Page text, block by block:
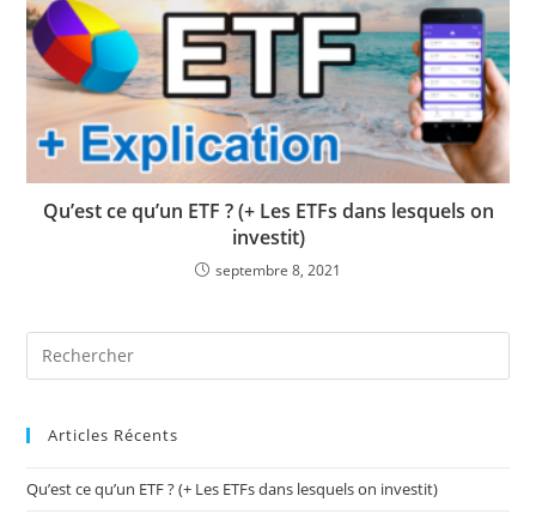
Qu’est ce qu’un ETF ? (+ Les ETFs dans lesquels on
investit)
septembre 8, 2021
Articles Récents
Qu’est ce qu’un ETF ? (+ Les ETFs dans lesquels on investit)